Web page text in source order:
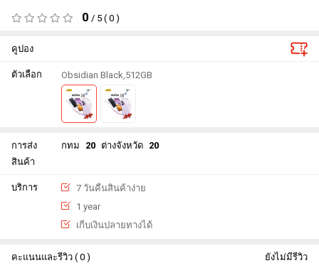
0 / 5 ( 0 )
คูปอง
ตัวเลือก Obsidian Black,512GB
การส่ง
สินค้า
กทม 20 ต่างจังหวัด 20
บริการ
7 วันคืนสินค้าง่าย
1 year
เกีบเงินปลายทางได้
คะแนนและรีวิว ( 0 ) ยังไม่มีรีวิว